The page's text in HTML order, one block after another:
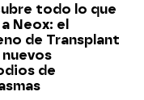
todo lo que
a Neox: el
de Transplant
de